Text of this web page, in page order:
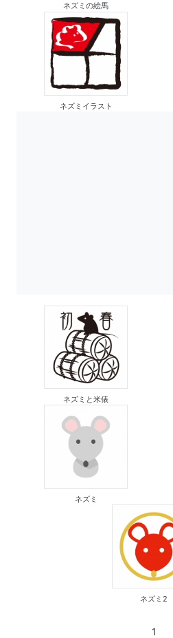
ネズミの絵馬
ネズミイラスト
ネズミと米俵
ネズミ
ネズミ2
1